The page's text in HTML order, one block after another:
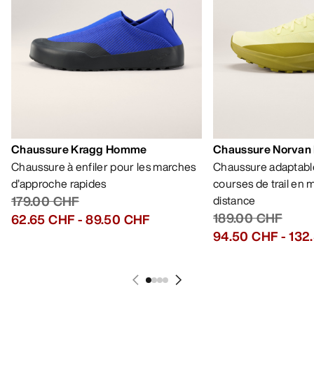
Chaussure Kragg Homme
Chaussure à enfiler pour les marches
d’approche rapides
179.00 CHF
62.65 CHF-89.50 CHF
Chaussure
Chaussure
courses de trail en
distance
189.00 CHF
94.50 CHF-